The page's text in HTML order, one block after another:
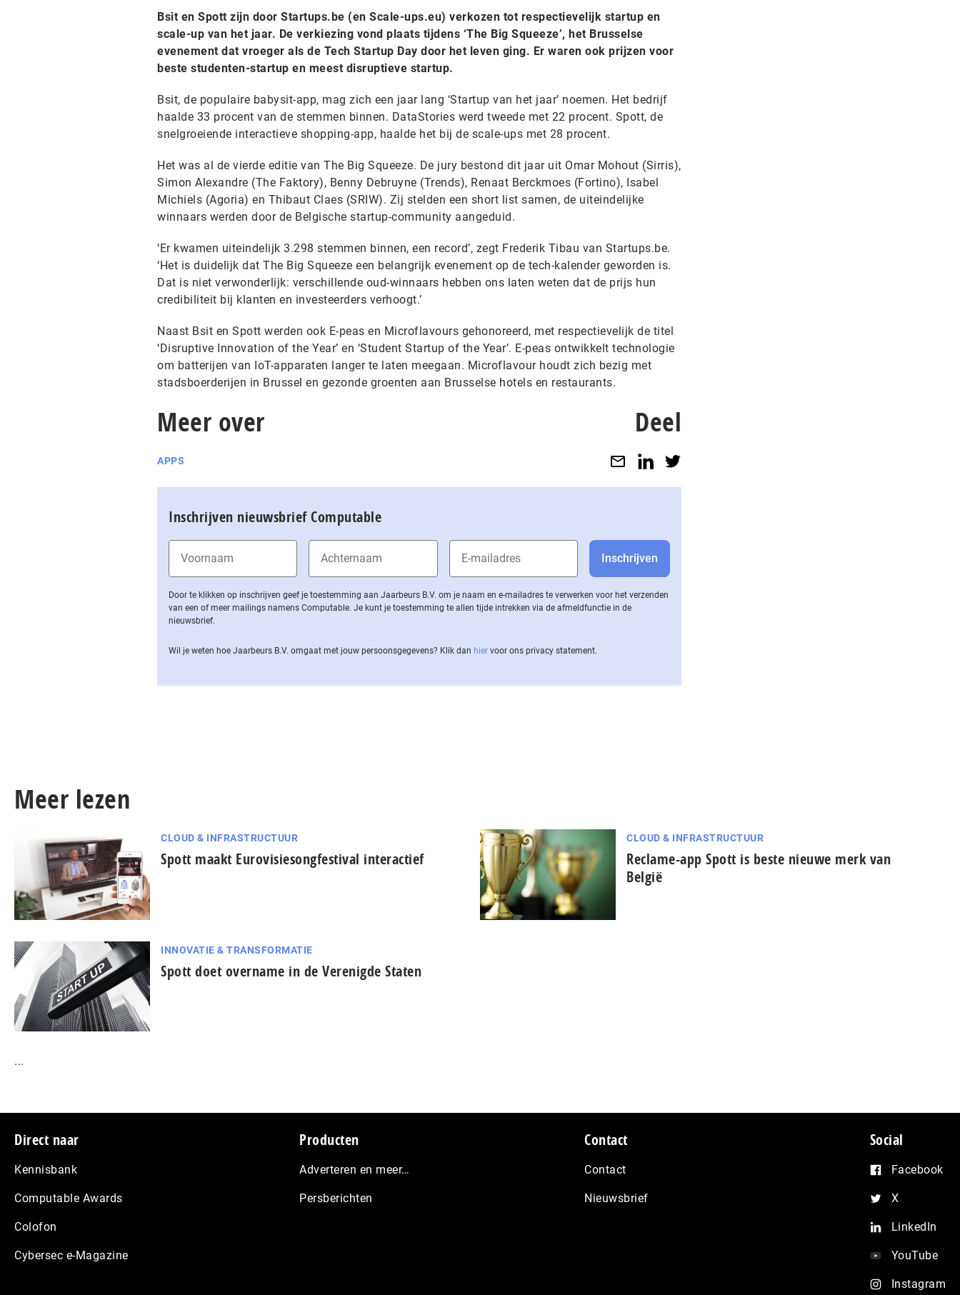
Bsit en Spott zijn door Startups.be (en Scale-ups.eu) verkozen tot respectievelijk startup en
scale-up van het jaar. De verkiezing vond plaats tijdens ‘The Big Squeeze’, het Brusselse
evenement dat vroeger als de Tech Startup Day door het leven ging. Er waren ook prijzen voor
beste studenten-startup en meest disruptieve startup.
Bsit, de populaire babysit-app, mag zich een jaar lang ‘Startup van het jaar’ noemen. Het bedrijf
haalde 33 procent van de stemmen binnen. DataStories werd tweede met 22 procent. Spott, de
snelgroeiende interactieve shopping-app, haalde het bij de scale-ups met 28 procent.
Het was al de vierde editie van The Big Squeeze. De jury bestond dit jaar uit Omar Mohout (Sirris),
Simon Alexandre (The Faktory), Benny Debruyne (Trends), Renaat Berckmoes (Fortino), Isabel
Michiels (Agoria) en Thibaut Claes (SRIW). Zij stelden een short list samen, de uiteindelijke
winnaars werden door de Belgische startup-community aangeduid.
‘Er kwamen uiteindelijk 3.298 stemmen binnen, een record’, zegt Frederik Tibau van Startups.be.
‘Het is duidelijk dat The Big Squeeze een belangrijk evenement op de tech-kalender geworden is.
Dat is niet verwonderlijk: verschillende oud-winnaars hebben ons laten weten dat de prijs hun
credibiliteit bij klanten en investeerders verhoogt.’
Naast Bsit en Spott werden ook E-peas en Microflavours gehonoreerd, met respectievelijk de titel
‘Disruptive Innovation of the Year’ en ‘Student Startup of the Year’. E-peas ontwikkelt technologie
om batterijen van IoT-apparaten langer te laten meegaan. Microflavour houdt zich bezig met
stadsboerderijen in Brussel en gezonde groenten aan Brusselse hotels en restaurants.
Meer over
APPS
Deel
Inschrijven nieuwsbrief Computable
Door te klikken op inschrijven geef je toestemming aan Jaarbeurs B.V. om je naam en e-mailadres te verwerken voor het verzenden
van een of meer mailings namens Computable. Je kunt je toestemming te allen tijde intrekken via de af­meld­func­tie in de
nieuwsbrief.
Wil je weten hoe Jaarbeurs B.V. omgaat met jouw per­soons­ge­ge­vens? Klik dan hier voor ons privacy statement.
Meer lezen
CLOUD & INFRASTRUCTUUR
Spott maakt Eurovisiesongfestival interactief
CLOUD & INFRASTRUCTUUR
Reclame-app Spott is beste nieuwe merk van
België
INNOVATIE & TRANSFORMATIE
Spott doet overname in de Verenigde Staten
...
Footer
Direct naar
Kennisbank
Computable Awards
Colofon
Cybersec e-Magazine
Producten
Adverteren en meer…
Persberichten
Contact
Contact
Nieuwsbrief
Social
Facebook
X
LinkedIn
YouTube
Instagram